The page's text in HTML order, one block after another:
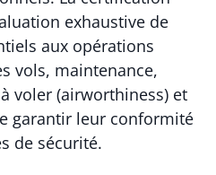
exhaustive de
aux opérations
vols, maintenance,
voler (airworthiness) et
garantir leur conformité
de sécurité.